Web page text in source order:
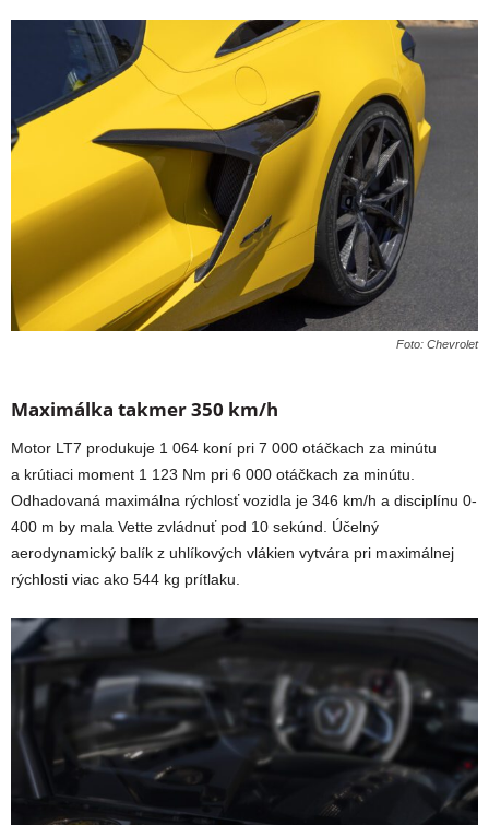
Foto: Chevrolet
Maximálka takmer 350 km/h
Motor LT7 produkuje 1 064 koní pri 7 000 otáčkach za minútu
a krútiaci moment 1 123 Nm pri 6 000 otáčkach za minútu.
Odhadovaná maximálna rýchlosť vozidla je 346 km/h a disciplínu 0-
400 m by mala Vette zvládnuť pod 10 sekúnd. Účelný
aerodynamický balík z uhlíkových vlákien vytvára pri maximálnej
rýchlosti viac ako 544 kg prítlaku.